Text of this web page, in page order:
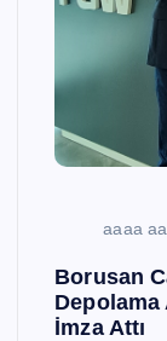
aaaa
Borusan
İmza Attı